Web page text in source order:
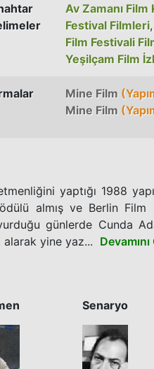
Av Zamanı Film
Festival Filmleri,
Film Festivali
Yeşilçam Film
Mine Film
Mine Film
yaptığı 1988
almış ve Berlin Film
günlerde Cunda
alarak yine yaz...
Senaryo